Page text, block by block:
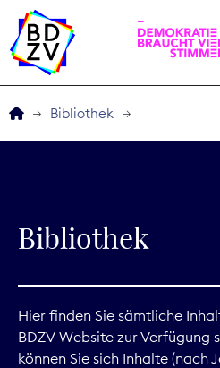
Service
Bibliothek
Bibliothek
Hier finden Sie sämtliche
BDZV-Website zur Verfügung
können Sie sich Inhalte (nach